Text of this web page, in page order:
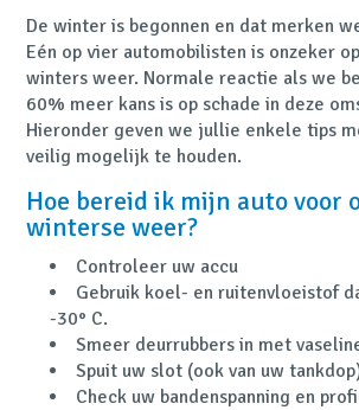
De winter is begonnen en dat merken
Eén op vier automobilisten is onzeker
winters weer. Normale reactie als we
60% meer kans is op schade in deze
Hieronder geven we jullie enkele tips
veilig mogelijk te houden.
Hoe bereid ik mijn auto voor
winterse weer?
Controleer uw accu
Gebruik koel- en ruitenvloeistof
-30° C.
Smeer deurrubbers in met
Spuit uw slot (ook van uw
Check uw bandenspanning en